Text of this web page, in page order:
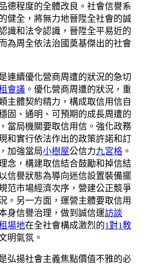
德程度的全體改良。社會信譽系
健全，將無力地晉陞全社會的誠
識和法令認識，晉陞全平易近的
為周全依法治國奠基傑出的社會
連續優化營商周遭的狀況的急切
會議 。優化營商周遭的狀況，重
主體契約精力，構成取信用信自
固、通明、可預期的成長周遭的
當局機關要取信用信。強化政務
和實行依法作出的政策許諾和訂
加強當局小樹屋公信力九宮格 。
念，構建取信結合鼓勵和掉信結
信譽狀態為導向迷信設置裝備擺
范市場經濟次序，營建公正競爭
。另一方面，運營主體要取信用
身信譽治理，做到誠信運訪談
場地在全社會構成激烈的1對1教
明氣氛。
弘揚社會主義焦點價值不雅的必